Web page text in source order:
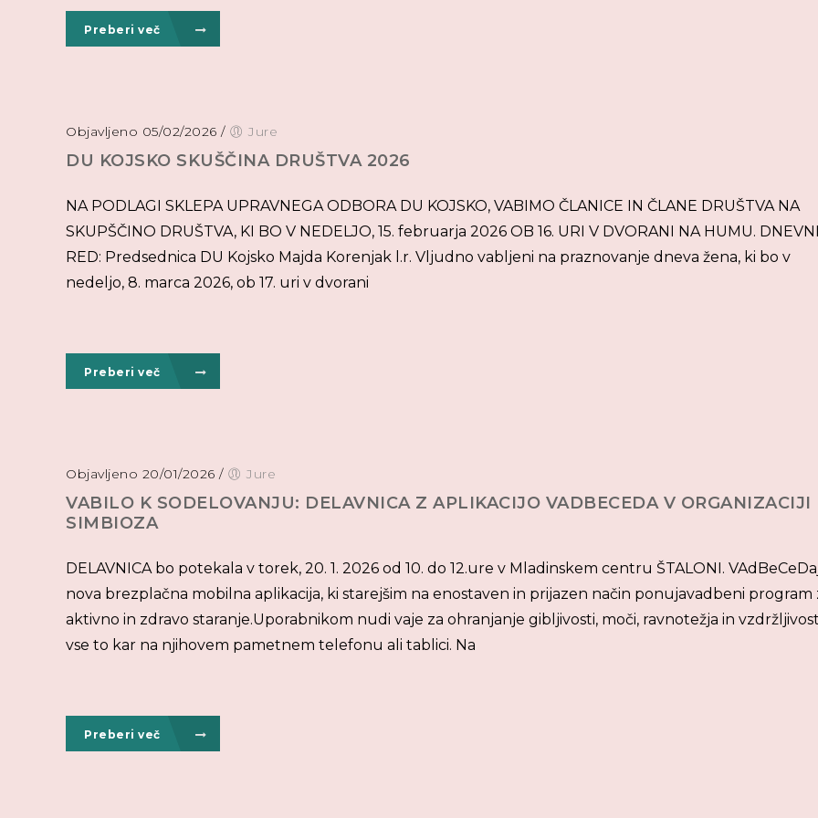
Preberi več
Objavljeno 05/02/2026 / Jure
DU KOJSKO SKUŠČINA DRUŠTVA 2026
NA PODLAGI SKLEPA UPRAVNEGA ODBORA DU KOJSKO, VABIMO ČLANICE IN ČLANE DRUŠTVA NA
SKUPŠČINO DRUŠTVA, KI BO V NEDELJO, 15. februarja 2026 OB 16. URI V DVORANI NA HUMU.
RED: Predsednica DU Kojsko Majda Korenjak l.r. Vljudno vabljeni na praznovanje dneva žena, ki bo v
nedeljo, 8. marca 2026, ob 17. uri v dvorani
Preberi več
Objavljeno 20/01/2026 / Jure
VABILO K SODELOVANJU: DELAVNICA Z APLIKACIJO VADBECEDA V ORGANIZACIJI
SIMBIOZA
DELAVNICA bo potekala v torek, 20. 1. 2026 od 10. do 12.ure v Mladinskem centru ŠTALONI.
nova brezplačna mobilna aplikacija, ki starejšim na enostaven in prijazen način ponujavadbeni program
aktivno in zdravo staranje.Uporabnikom nudi vaje za ohranjanje gibljivosti, moči, ravnotežja in
vse to kar na njihovem pametnem telefonu ali tablici. Na
Preberi več